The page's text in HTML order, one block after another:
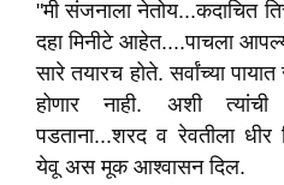
"मी संजनाला नेतोय...कदाचित
दहा मिनीटे आहेत....पाचला
सारे तयारच होते. सर्वांच्या
होणार नाही. अशी त्यांची
पडताना...शरद व रेवतीला
येवू अस मूक आश्वासन दिल.